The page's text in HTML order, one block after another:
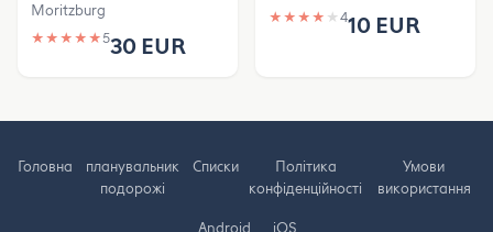
Moritzburg
★ ★ ★ ★ ★530 EUR
★ ★ ★ ★ ★ 410 EUR
Головна
планувальник
подорожі
Cписки
Політика
конфіденційності
Умови
використання
Android iOS